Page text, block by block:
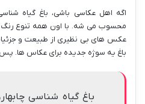
اگه اهل عکاسی باشی، باغ گیاه
محسوب می شه. با اون همه تنوع رنگ
عکس های بی نظیری از طبیعت و
باغ یه سوژه جدیده برای عکاس ها.
باغ گیاه شناسی